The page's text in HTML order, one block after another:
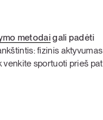
metodaigali padėti
fizinis aktyvumas
venkite sportuoti prieš pat